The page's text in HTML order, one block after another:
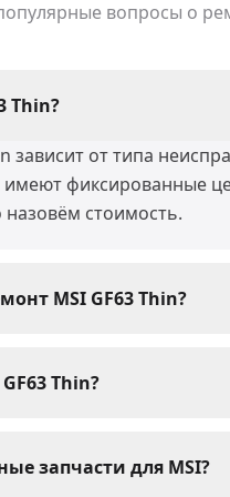
вопросы о
Thin?
зависит от типа
имеют фиксированные
стоимость.
MSI GF63 Thin?
занять 1-3 дня. При
Thin?
запчасти. При
запчасти для MSI?